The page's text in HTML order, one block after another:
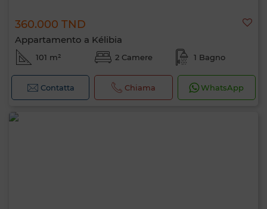
360.000 TND
Appartamento a Kélibia
101 m² 2 Camere 1 Bagno
Contatta Chiama WhatsApp